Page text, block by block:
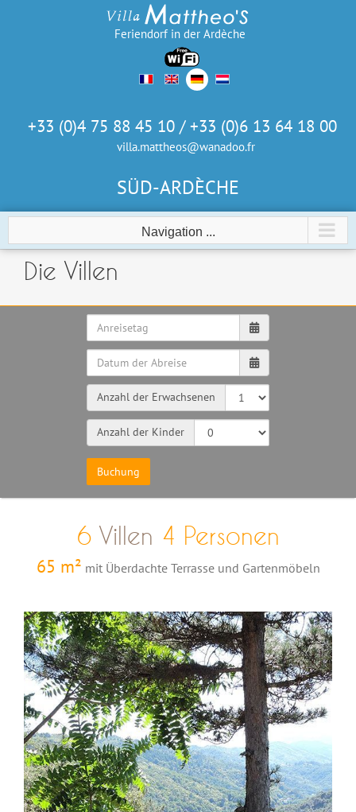
Feriendorf in der Ardèche
+33 (0)4 75 88 45 10 / +33 (0)6 13 64 18 00
villa.mattheos@wanadoo.fr
SÜD-ARDÈCHE
Navigation ...
Die Villen
Anzahl der Erwachsenen
Anzahl der Kinder
6 Villen 4 Personen
65 m² mit Überdachte Terrasse und Gartenmöbeln